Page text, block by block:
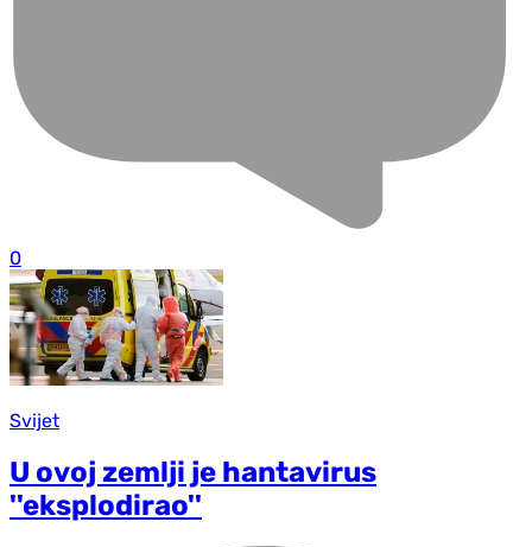
0
Svijet
U ovoj zemlji je hantavirus
''eksplodirao''